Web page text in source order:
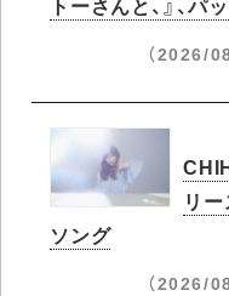
（2026/
リ
ソング
（2026/